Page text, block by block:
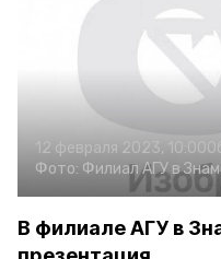
12 февраля 2023, 10:00
Фото: Филиал АГУ в
В филиале АГУ в